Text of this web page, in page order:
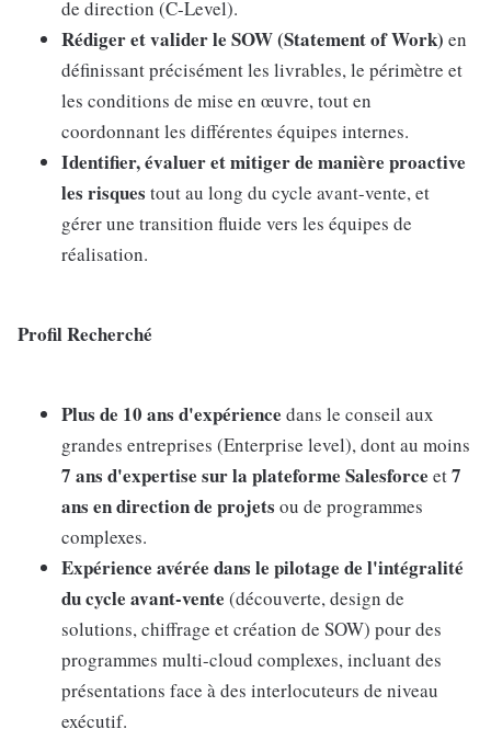
de direction (C-Level).
Rédiger et valider le SOW (Statement of Work) en
définissant précisément les livrables, le périmètre et
les conditions de mise en œuvre, tout en
coordonnant les différentes équipes internes.
Identifier, évaluer et mitiger de manière proactive
les risques tout au long du cycle avant-vente, et
gérer une transition fluide vers les équipes de
réalisation.
Profil Recherché
Plus de 10 ans d'expérience dans le conseil aux
grandes entreprises (Enterprise level), dont au moins
7 ans d'expertise sur la plateforme Salesforce et7
ans en direction de projets ou de programmes
complexes.
Expérience avérée dans le pilotage de l'intégralité
du cycle avant-vente (découverte, design de
solutions, chiffrage et création de SOW) pour des
programmes multi-cloud complexes, incluant des
présentations face à des interlocuteurs de niveau
exécutif.